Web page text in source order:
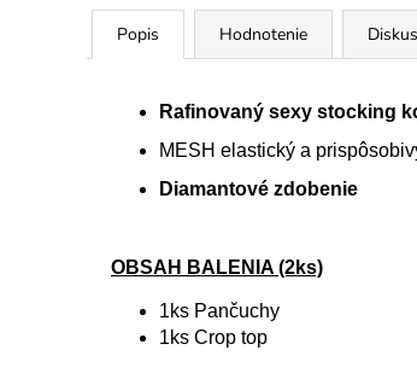
Popis Hodnotenie
Rafinovaný sexy stocking
MESH elastický a
Diamantové zdobenie
OBSAH BALENIA (2ks)
1ks Pančuchy
1ks Crop top